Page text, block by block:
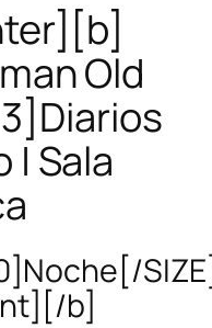
Old
| Sala
b]